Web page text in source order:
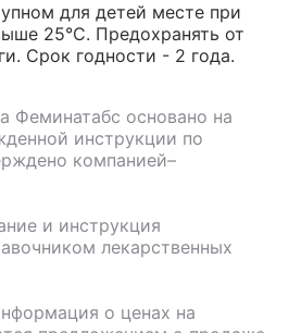
для детей месте при
25°С. Предохранять от
Срок годности - 2 года.
Феминатабс основано на
инструкции по
компанией–
и инструкция
лекарственных
о ценах на